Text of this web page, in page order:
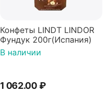
Конфеты LINDT LINDOR
Фундук 200г(Испания)
В наличии
1 062.00 ₽